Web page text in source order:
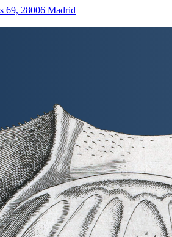
69, 28006 Madrid